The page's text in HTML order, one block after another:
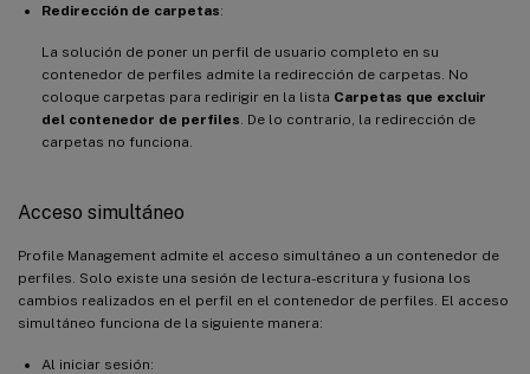
Redirección de carpetas:
La solución de poner un perfil de usuario completo en su
contenedor de perfiles admite la redirección de carpetas. No
coloque carpetas para redirigir en la lista Carpetas que excluir
del contenedor de perfiles . De lo contrario, la redirección de
carpetas no funciona.
Acceso simultáneo
Profile Management admite el acceso simultáneo a un contenedor de
perfiles. Solo existe una sesión de lectura-escritura y fusiona los
cambios realizados en el perfil en el contenedor de perfiles. El acceso
simultáneo funciona de la siguiente manera:
Al iniciar sesión: